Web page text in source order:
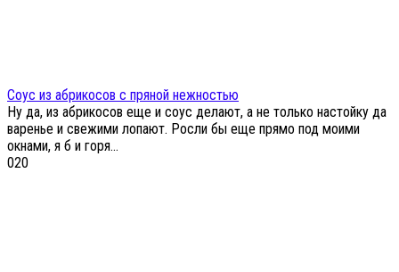
Соус из абрикосов с пряной нежностью
Ну да, из абрикосов еще и соус делают, а не только настойку да
варенье и свежими лопают. Росли бы еще прямо под моими
окнами, я б и горя...
020